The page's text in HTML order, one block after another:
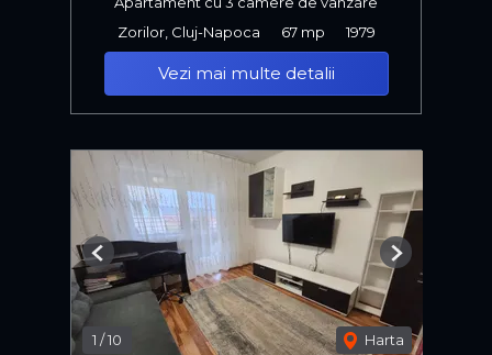
Zorilor, Cluj-Napoca
67 mp 1979
Vezi mai multe detalii
1 /10 Harta
Previous Next